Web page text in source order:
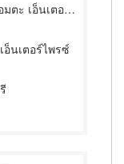
จำหน่ายท่อและอุปกรณ์ UPVC ชลบุรี - อมตะ เอ็นเตอร์ไพรซ์
นเตอร์ไพรซ์